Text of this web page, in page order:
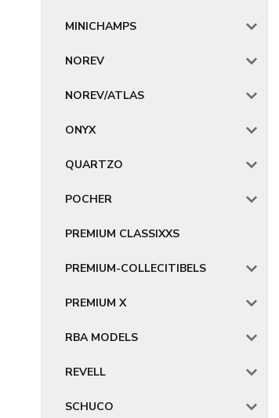
MINICHAMPS
NOREV
NOREV/ATLAS
ONYX
QUARTZO
POCHER
PREMIUM CLASSIXXS
PREMIUM-COLLECITIBELS
PREMIUM X
RBA MODELS
REVELL
SCHUCO